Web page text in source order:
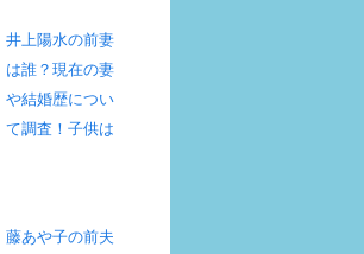
井上陽水の前妻
は誰？現在の妻
や結婚歴につい
て調査！子供は
藤あや子の前夫